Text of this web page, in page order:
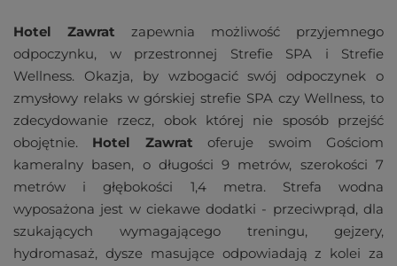
Hotel Zawrat zapewnia możliwość przyjemnego
odpoczynku, w przestronnej Strefie SPA i Strefie
Wellness. Okazja, by wzbogacić swój odpoczynek o
zmysłowy relaks w górskiej strefie SPA czy Wellness, to
zdecydowanie rzecz, obok której nie sposób przejść
obojętnie. Hotel Zawrat oferuje swoim Gościom
kameralny basen, o długości 9 metrów, szerokości 7
metrów i głębokości 1,4 metra. Strefa wodna
wyposażona jest w ciekawe dodatki - przeciwprąd, dla
szukających wymagającego treningu, gejzery,
hydromasaż, dysze masujące odpowiadają z kolei za